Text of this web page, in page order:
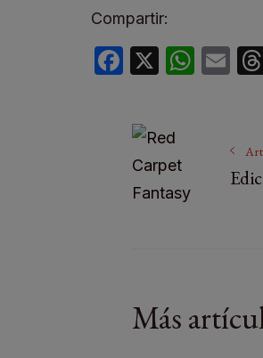
Compartir:
Facebook
X
Más